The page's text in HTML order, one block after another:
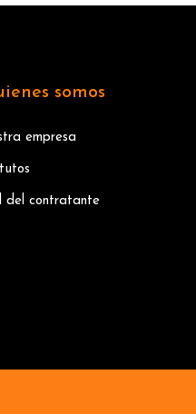
somos
empresa
del contratante